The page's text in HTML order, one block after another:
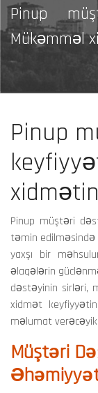
Pinup
Mükəmməl
Pinup
Pinup müştəri
təmin edilməsində
yaxşı bir
əlaqələrin
dəstəyinin sirləri,
xidmət
məlumat verəcəyik.
Müştəri